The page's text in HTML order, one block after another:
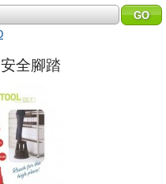
全腳踏